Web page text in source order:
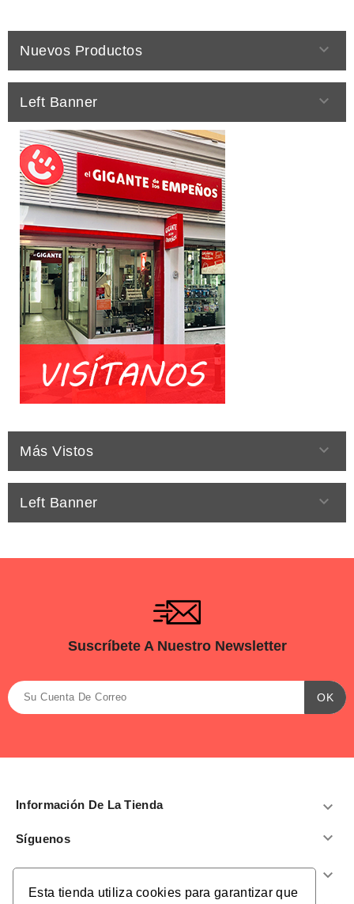
Esta tienda utiliza cookies para garantizar que
Nuevos Productos 
Left Banner 
Más Vistos 
Left Banner 
Suscríbete A Nuestro Newsletter
Información De La Tienda 
Síguenos 
Productos 